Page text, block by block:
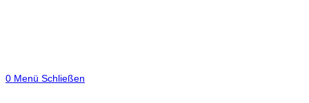
0 Menü Schließen